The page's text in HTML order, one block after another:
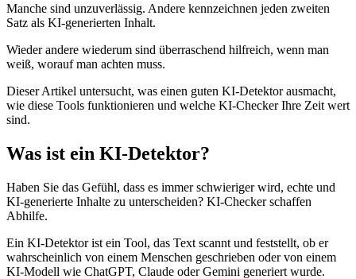
Manche sind unzuverlässig. Andere kennzeichnen jeden zweiten
Satz als KI-generierten Inhalt.
Wieder andere wiederum sind überraschend hilfreich, wenn man
weiß, worauf man achten muss.
Dieser Artikel untersucht, was einen guten KI-Detektor ausmacht,
wie diese Tools funktionieren und welche KI-Checker Ihre Zeit wert
sind.
Was ist ein KI-Detektor?
Haben Sie das Gefühl, dass es immer schwieriger wird, echte und
KI-generierte Inhalte zu unterscheiden? KI-Checker schaffen
Abhilfe.
Ein KI-Detektor ist ein Tool, das Text scannt und feststellt, ob er
wahrscheinlich von einem Menschen geschrieben oder von einem
KI-Modell wie ChatGPT, Claude oder Gemini generiert wurde.